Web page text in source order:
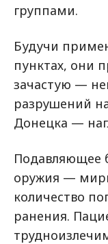
группами.
Будучи
пунктах, они
зачастую —
разрушений
Донецка —
Подавляющее
оружия —
количество
ранения.